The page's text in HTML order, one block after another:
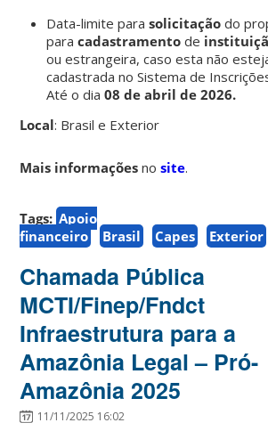
Data-limite parasolicitação do
paracadastramento de
ou estrangeira, caso esta não
cadastrada no Sistema de
Até o dia08 de abril de 2026.
Local: Brasil e Exterior
Mais informações nosite.
Tags: Apoio
financeiro
Brasil Capes Exterior
Chamada Pública
MCTI/Finep/Fndct
Infraestrutura para a
Amazônia Legal – Pró-
Amazônia 2025
11/11/2025 16:02